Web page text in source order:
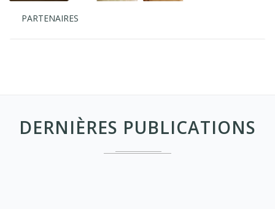
PARTENAIRES
DERNIÈRES PUBLICATIONS